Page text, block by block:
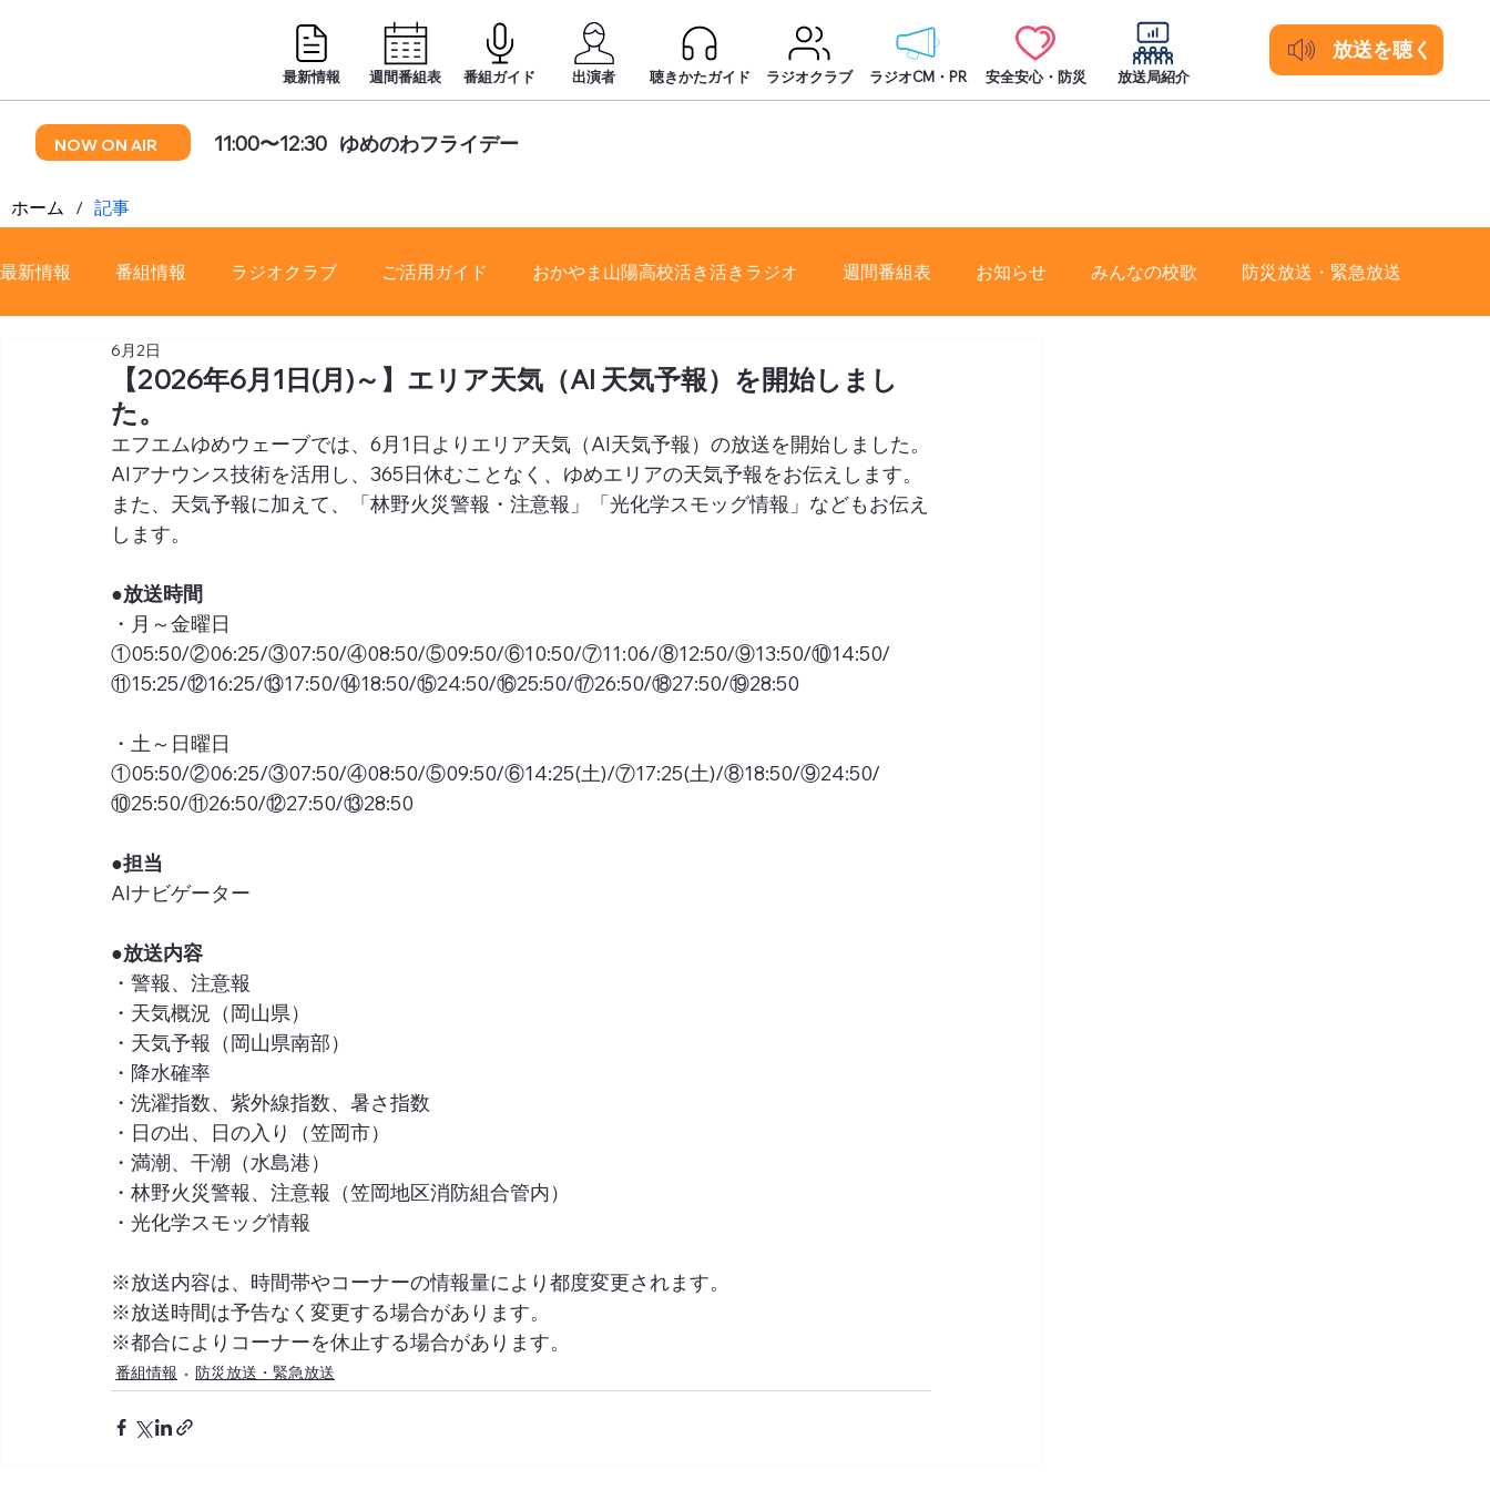
ホーム / 記事
NOW ON AIR 11:00〜12:30 ゆめのわフライデー
最新情報 週間番組表 番組ガイド 出演者 聴きかたガイド ラジオクラブ ラジオCM・PR 安全安心・防災 放送局紹介
放送を聴く
最新情報 番組情報 ラジオクラブ ご活用ガイド おかやま山陽高校活き活きラジオ 週間番組表 お知らせ みんなの校歌 防災放送・緊急放送
番組審議会
【2026年6月1日(月)～】エリア天気（AI 天気予報）を開始しまし
た。
6月2日
エフエムゆめウェーブでは、6月1日よりエリア天気（AI天気予報）の放送を開始しました。
AIアナウンス技術を活用し、365日休むことなく、ゆめエリアの天気予報をお伝えします。
また、天気予報に加えて、「林野火災警報・注意報」「光化学スモッグ情報」などもお伝え
します。
●放送時間
・月～金曜日
①05:50/②06:25/③07:50/④08:50/⑤09:50/⑥10:50/⑦11:06/⑧12:50/⑨13:50/⑩14:50/
⑪15:25/⑫16:25/⑬17:50/⑭18:50/⑮24:50/⑯25:50/⑰26:50/⑱27:50/⑲28:50
・土～日曜日
①05:50/②06:25/③07:50/④08:50/⑤09:50/⑥14:25(土)/⑦17:25(土)/⑧18:50/⑨24:50/
⑩25:50/⑪26:50/⑫27:50/⑬28:50
●担当
AIナビゲーター
●放送内容
・警報、注意報
・天気概況（岡山県）
・天気予報（岡山県南部）
・降水確率
・洗濯指数、紫外線指数、暑さ指数
・日の出、日の入り（笠岡市）
・満潮、干潮（水島港）
・林野火災警報、注意報（笠岡地区消防組合管内）
・光化学スモッグ情報
※放送内容は、時間帯やコーナーの情報量により都度変更されます。
※放送時間は予告なく変更する場合があります。
​※都合によりコーナーを休止する場合があります。
番組情報 防災放送・緊急放送